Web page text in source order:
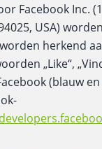
Facebook Inc.
USA)
herkend
„Like“,
(blauw